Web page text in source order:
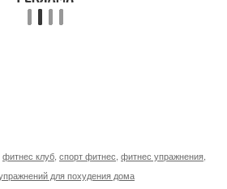
фитнес клуб спорт фитнес фитнес упражнения
для похудения дома